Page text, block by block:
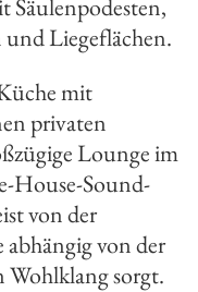
Säulenpodesten,
und Liegeflächen.
mit
privaten
Lounge im
House-Sound-
von der
abhängig von der
Wohlklang sorgt.